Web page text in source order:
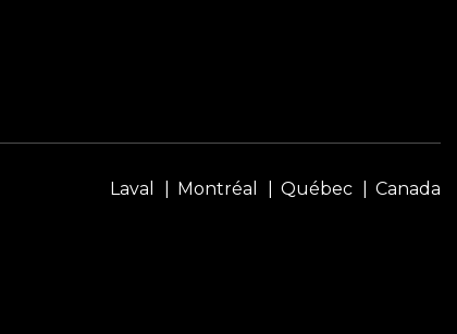
Laval Montréal Québec Canada